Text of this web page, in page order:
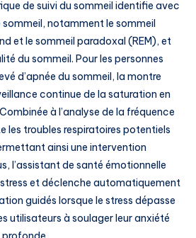
de suivi du sommeil identifie avec
sommeil, notamment le sommeil
et le sommeil paradoxal (REM), et
du sommeil. Pour les personnes
d’apnée du sommeil, la montre
continue de la saturation en
à l’analyse de la fréquence
les troubles respiratoires potentiels
ainsi une intervention
l’assistant de santé émotionnelle
et déclenche automatiquement
guidés lorsque le stress dépasse
utilisateurs à soulager leur anxiété